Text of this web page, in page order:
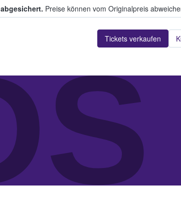
Preise können vom Originalpreis
Tickets verkaufen